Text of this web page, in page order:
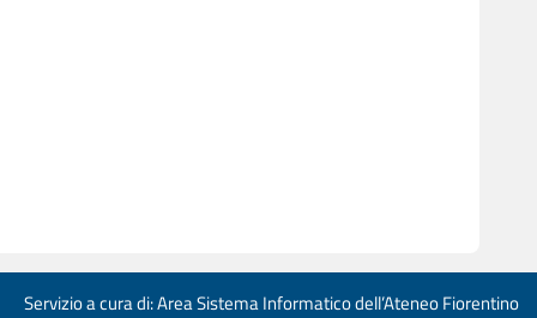
Servizio a cura di: Area Sistema Informatico dell’Ateneo Fiorentino